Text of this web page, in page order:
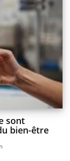
sont
bien-être